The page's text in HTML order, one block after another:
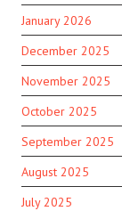
January 2026
December 2025
November 2025
October 2025
September 2025
August 2025
July 2025